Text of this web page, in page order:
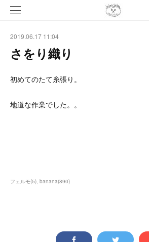
2019.06.17 11:04
さをり織り
初めてのたて糸張り。
地道な作業でした。。
フェルモ(5) banana(890)